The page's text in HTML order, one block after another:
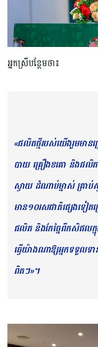
អ្នកស្រីបន្ថែមថា៖
«ផលិតថ្មីរបស់យើងរួមមានគ្
បាយ គ្រឿងខគោ និងផលិ
ស្វាយ ដំណាប់ម្នាស់ គ្រាប់
មាន១០រសជាតិផ្សេងទ
ផលិត និងកែច្នៃពីកសិផល
ធ្វើយ៉ាងណាឱ្យអ្នកទទួលទា
ពិតៗ»។